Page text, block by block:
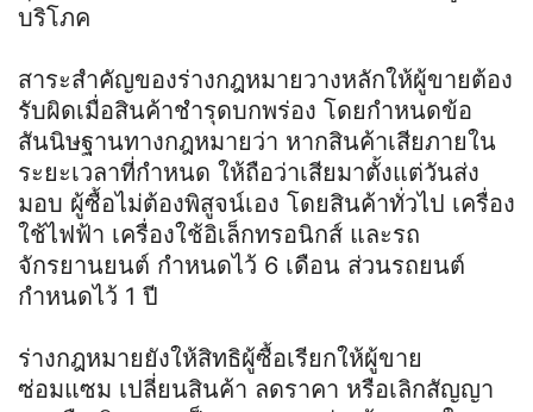
บริโภค
สาระสำคัญของร่างกฎหมายวางหลักให้ผู้ขายต้อง
รับผิดเมื่อสินค้าชำรุดบกพร่อง โดยกำหนดข้อ
สันนิษฐานทางกฎหมายว่า หากสินค้าเสียภายใน
ระยะเวลาที่กำหนด ให้ถือว่าเสียมาตั้งแต่วันส่ง
มอบ ผู้ซื้อไม่ต้องพิสูจน์เอง โดยสินค้าทั่วไป เครื่อง
ใช้ไฟฟ้า เครื่องใช้อิเล็กทรอนิกส์ และรถ
จักรยานยนต์ กำหนดไว้ 6 เดือน ส่วนรถยนต์
กำหนดไว้ 1 ปี
ร่างกฎหมายยังให้สิทธิผู้ซื้อเรียกให้ผู้ขาย
ซ่อมแซม เปลี่ยนสินค้า ลดราคา หรือเลิกสัญญา